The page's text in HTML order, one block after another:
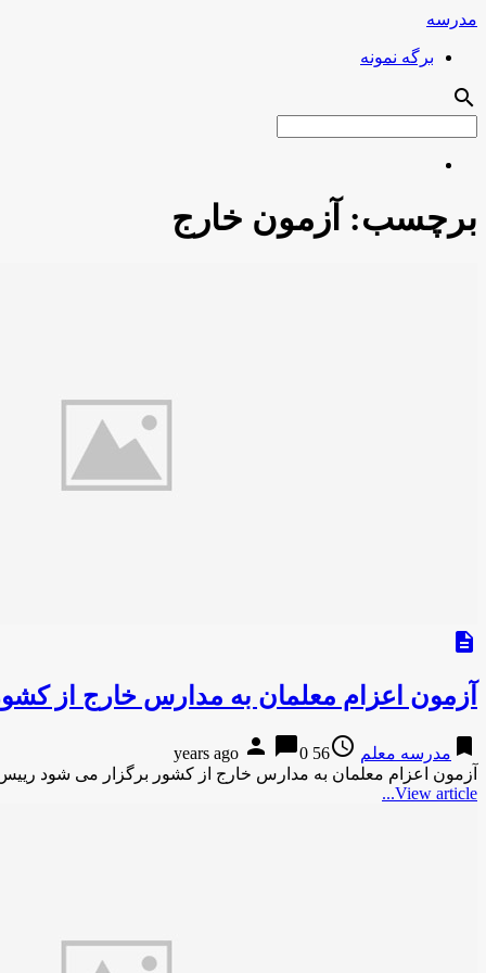
مدرسه
برگه نمونه
search
برچسب: آزمون خارج
description
آزمون اعزام معلمان به مدارس خارج از
bookmark مدرسه معلم access_time
56 years ago
person chat_bubble0
آزمون اعزام معلمان به مدارس خارج از کشور برگزار می شود
View article...